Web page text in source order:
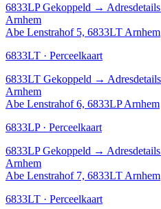
6833LP Gekoppeld →
Arnhem
Abe Lenstrahof 5, 6833LT Arnhem
6833LT · Perceelkaart
6833LT Gekoppeld →
Arnhem
Abe Lenstrahof 6, 6833LP Arnhem
6833LP · Perceelkaart
6833LP Gekoppeld →
Arnhem
Abe Lenstrahof 7, 6833LT Arnhem
6833LT · Perceelkaart